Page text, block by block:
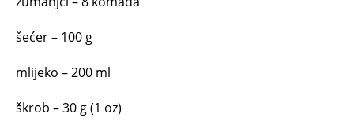
šećer – 100 g
mlijeko – 200 ml
škrob – 30 g (1 oz)